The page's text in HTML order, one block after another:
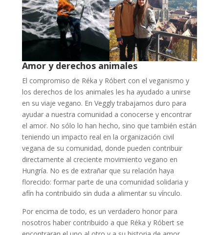
Amor y derechos animales
El compromiso de Réka y Róbert con el veganismo y
los derechos de los animales les ha ayudado a unirse
en su viaje vegano. En Veggly trabajamos duro para
ayudar a nuestra comunidad a conocerse y encontrar
el amor. No sólo lo han hecho, sino que también están
teniendo un impacto real en la organización civil
vegana de su comunidad, donde pueden contribuir
directamente al creciente movimiento vegano en
Hungría. No es de extrañar que su relación haya
florecido: formar parte de una comunidad solidaria y
afín ha contribuido sin duda a alimentar su vínculo.
Por encima de todo, es un verdadero honor para
nosotros haber contribuido a que Réka y Róbert se